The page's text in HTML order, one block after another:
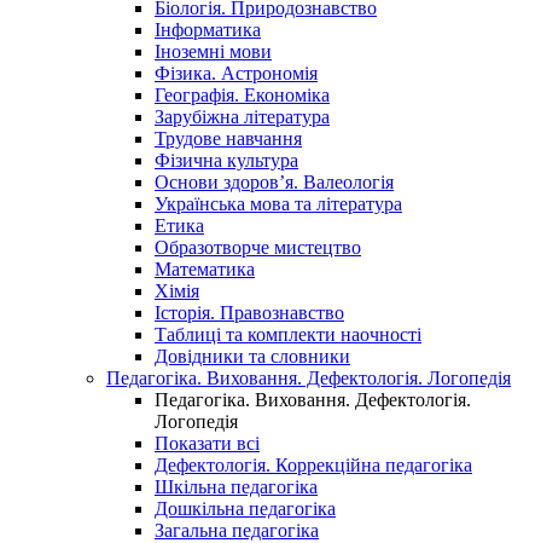
Біологія. Природознавство
Інформатика
Іноземні мови
Фізика. Астрономія
Географія. Економіка
Зарубіжна література
Трудове навчання
Фізична культура
Основи здоров’я. Валеологія
Українська мова та література
Етика
Образотворче мистецтво
Математика
Хімія
Історія. Правознавство
Таблиці та комплекти наочності
Довідники та словники
Педагогіка. Виховання. Дефектологія. Логопедія
Педагогіка. Виховання. Дефектологія.
Логопедія
Показати всі
Дефектологія. Коррекційна педагогіка
Шкільна педагогіка
Дошкільна педагогіка
Загальна педагогіка